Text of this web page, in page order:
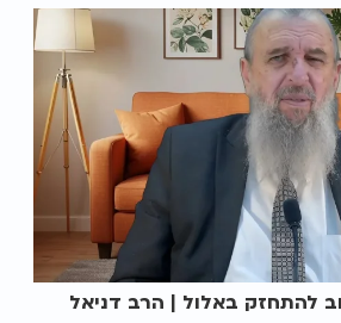
להתחזק באלול | הרב דניאל